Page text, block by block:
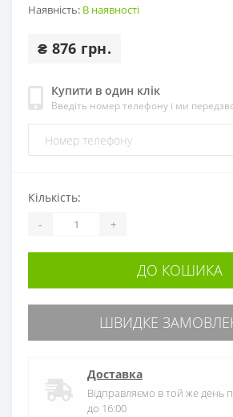
Наявність: В наявності
₴ 876 грн.
Купити в один клік
Введіть номер телефону і ми
Кількість:
- +
ДО КОШИКА
ШВИДКЕ
Доставка
Відправляємо в той же день
до 16:00